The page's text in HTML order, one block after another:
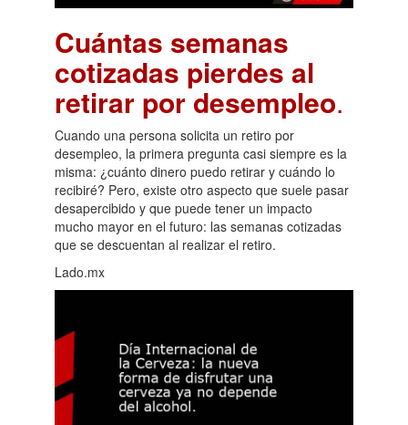
Cuántas semanas
cotizadas pierdes al
retirar por desempleo.
Cuando una persona solicita un retiro por
desempleo, la primera pregunta casi siempre es la
misma: ¿cuánto dinero puedo retirar y cuándo lo
recibiré? Pero, existe otro aspecto que suele pasar
desapercibido y que puede tener un impacto
mucho mayor en el futuro: las semanas cotizadas
que se descuentan al realizar el retiro.
Lado.mx